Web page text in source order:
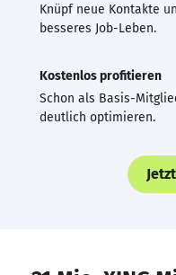
Knüpf neue Kontakte
besseres Job-Leben.
Kostenlos profitieren
Schon als Basis-
deutlich optimieren.